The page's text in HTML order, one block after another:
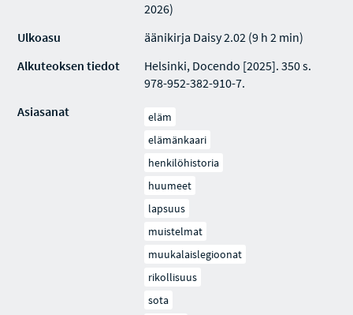
2026)
Ulkoasu
äänikirja Daisy 2.02 (9 h 2 min)
Alkuteoksen tiedot
Helsinki, Docendo [2025]. 350 s.
978-952-382-910-7.
Asiasanat
eläm
elämänkaari
henkilöhistoria
huumeet
lapsuus
muistelmat
muukalaislegioonat
rikollisuus
sota